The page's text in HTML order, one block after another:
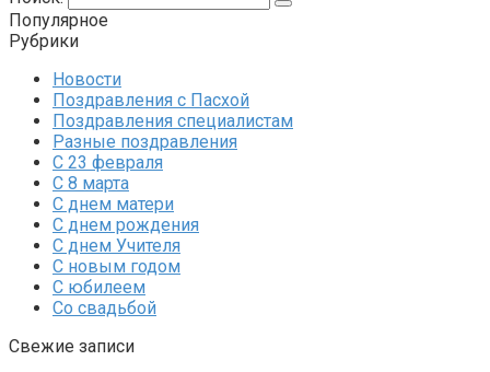
Популярное
Рубрики
Новости
Поздравления с Пасхой
Поздравления специалистам
Разные поздравления
С 23 февраля
С 8 марта
С днем матери
С днем рождения
С днем Учителя
С новым годом
С юбилеем
Со свадьбой
Свежие записи